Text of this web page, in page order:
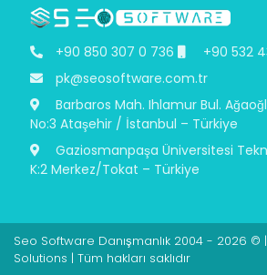
+90 850 307 0 736
+90 532
pk@seosoftware.com.tr
Barbaros Mah. Ihlamur Bul.
No:3 Ataşehir / İstanbul – Türkiye
Gaziosmanpaşa Üniversitesi
K:2 Merkez/Tokat – Türkiye
Seo Software Danışmanlık 2004 - 2026 ©
Solutions | Tüm hakları saklıdır